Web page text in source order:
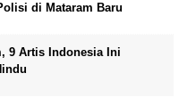
di Mataram Baru
9 Artis Indonesia Ini